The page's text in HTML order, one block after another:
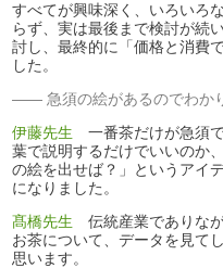
すべてが興味深く、いろいろ
らず、実は最後まで検討が続
討し、最終的に「価格と消費
した。
急須の絵があるのでわか
伊藤先生 一番茶だけが急須
葉で説明するだけでいいのか
の絵を出せば？」というアイ
になりました。
髙橋先生 伝統産業でありな
お茶について、データを見て
思います。